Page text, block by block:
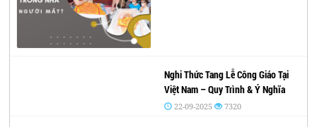
Nghi Thức Tang Lễ Công Giáo Tại
Việt Nam – Quy Trình & Ý Nghĩa
22-09-2025 7320